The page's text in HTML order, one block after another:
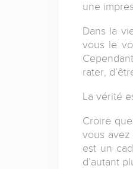
une
Dans la
vous le
rater,
La vérité
Croire
vous
est un
d’autant